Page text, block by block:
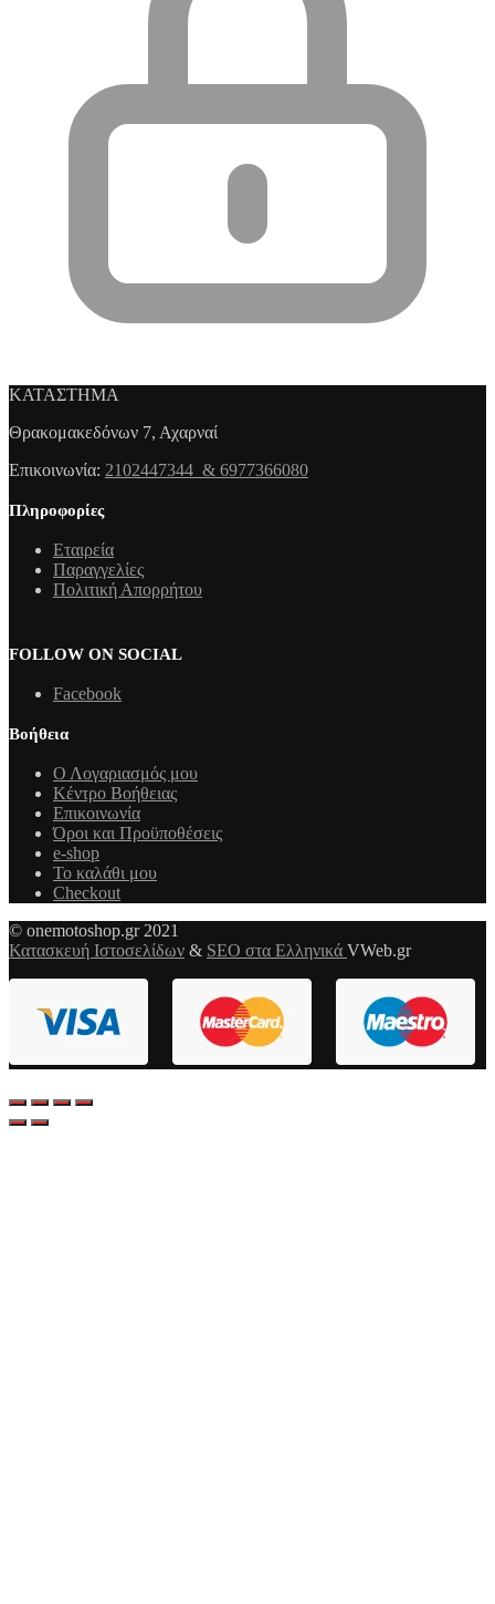
ΚΑΤΑΣΤΗΜΑ
Θρακομακεδόνων 7, Αχαρναί
Επικοινωνία: 2102447344 & 6977366080
Πληροφορίες
Εταιρεία
Παραγγελίες
Πολιτική Απορρήτου
FOLLOW ON SOCIAL
Facebook
Βοήθεια
Ο Λογαριασμός μου
Κέντρο Βοήθειας
Επικοινωνία
Όροι και Προϋποθέσεις
e-shop
Το καλάθι μου
Checkout
© onemotoshop.gr 2021
Κατασκευή Ιστοσελίδων & SEO στα Ελληνικά VWeb.gr